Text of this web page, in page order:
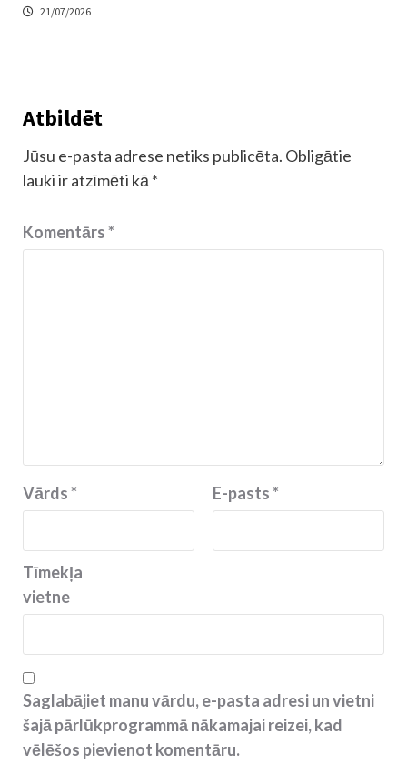
21/07/2026
Atbildēt
Jūsu e-pasta adrese netiks publicēta. Obligātie
lauki ir atzīmēti kā *
Komentārs*
Vārds* E-pasts*
Tīmekļa
vietne
Saglabājiet manu vārdu, e-pasta adresi un vietni
šajā pārlūkprogrammā nākamajai reizei, kad
vēlēšos pievienot komentāru.